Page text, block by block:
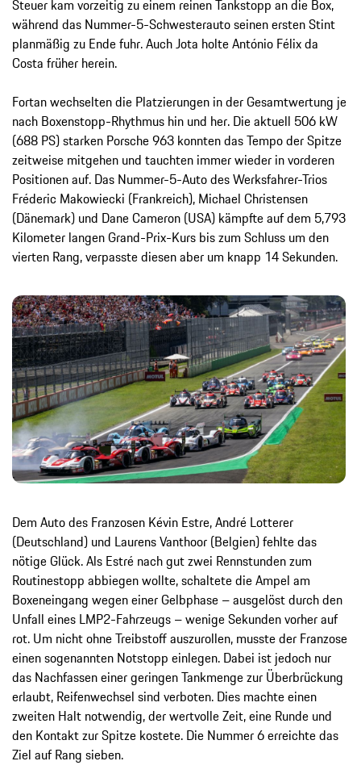
Steuer kam vorzeitig zu einem reinen Tankstopp an die Box,
während das Nummer-5-Schwesterauto seinen ersten Stint
planmäßig zu Ende fuhr. Auch Jota holte António Félix da
Costa früher herein.
Fortan wechselten die Platzierungen in der Gesamtwertung je
nach Boxenstopp-Rhythmus hin und her. Die aktuell 506 kW
(688 PS) starken Porsche 963 konnten das Tempo der Spitze
zeitweise mitgehen und tauchten immer wieder in vorderen
Positionen auf. Das Nummer-5-Auto des Werksfahrer-Trios
Fréderic Makowiecki (Frankreich), Michael Christensen
(Dänemark) und Dane Cameron (USA) kämpfte auf dem 5,793
Kilometer langen Grand-Prix-Kurs bis zum Schluss um den
vierten Rang, verpasste diesen aber um knapp 14 Sekunden.
Dem Auto des Franzosen Kévin Estre, André Lotterer
(Deutschland) und Laurens Vanthoor (Belgien) fehlte das
nötige Glück. Als Estré nach gut zwei Rennstunden zum
Routinestopp abbiegen wollte, schaltete die Ampel am
Boxeneingang wegen einer Gelbphase – ausgelöst durch den
Unfall eines LMP2-Fahrzeugs – wenige Sekunden vorher auf
rot. Um nicht ohne Treibstoff auszurollen, musste der Franzose
einen sogenannten Notstopp einlegen. Dabei ist jedoch nur
das Nachfassen einer geringen Tankmenge zur Überbrückung
erlaubt, Reifenwechsel sind verboten. Dies machte einen
zweiten Halt notwendig, der wertvolle Zeit, eine Runde und
den Kontakt zur Spitze kostete. Die Nummer 6 erreichte das
Ziel auf Rang sieben.